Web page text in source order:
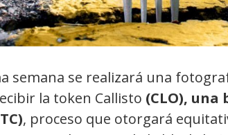
semana se realizará una
la token Callisto (CLO),
, proceso que otorgará